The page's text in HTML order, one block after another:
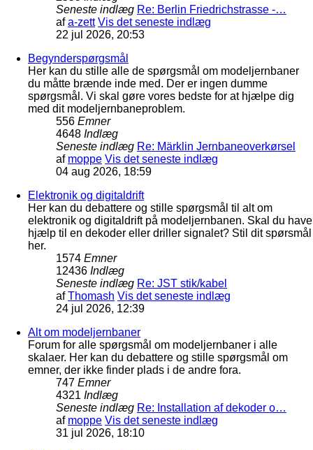
Seneste indlæg Re: Berlin Friedrichstrasse -…
afa-zett Vis det seneste indlæg
22 jul 2026, 20:53
Begynderspørgsmål
Her kan du stille alle de spørgsmål om modeljernbaner
du måtte brænde inde med. Der er ingen dumme
spørgsmål. Vi skal gøre vores bedste for at hjælpe dig
med dit modeljernbaneproblem.
556 Emner
4648 Indlæg
Seneste indlæg Re: Märklin Jernbaneoverkørsel
af moppe Vis det seneste indlæg
04 aug 2026, 18:59
Elektronik og digitaldrift
Her kan du debattere og stille spørgsmål til alt om
elektronik og digitaldrift på modeljernbanen. Skal du have
hjælp til en dekoder eller driller signalet? Stil dit spørsmål
her.
1574 Emner
12436 Indlæg
Seneste indlæg Re: JST stik/kabel
afThomash Vis det seneste indlæg
24 jul 2026, 12:39
Alt om modeljernbaner
Forum for alle spørgsmål om modeljernbaner i alle
skalaer. Her kan du debattere og stille spørgsmål om
emner, der ikke finder plads i de andre fora.
747 Emner
4321 Indlæg
Seneste indlæg Re: Installation af dekoder o…
af moppe Vis det seneste indlæg
31 jul 2026, 18:10